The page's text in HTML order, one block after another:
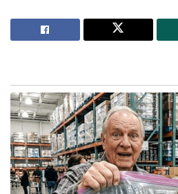
ആത്മ നിർഭർ സമുദ്ര പ്രതാപ് ;
തദ്ദേശീയമായി നിർമിച്ച
ആദ്യമായി, രാജസ്ഥാനിലെ
പ്രതിരോധ ഭൂമിയുടെ
ഇമേജറി
സാങ്കേതികവിദ്യ
സർവേയർ ജനറലിന്റെ
മുഴുവനും സർവേ ചെയ്തു –